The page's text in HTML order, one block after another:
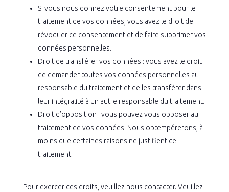
Si vous nous donnez votre consentement pour le
traitement de vos données, vous avez le droit de
révoquer ce consentement et de faire supprimer vos
données personnelles.
Droit de transférer vos données : vous avez le droit
de demander toutes vos données personnelles au
responsable du traitement et de les transférer dans
leur intégralité à un autre responsable du traitement.
Droit d’opposition : vous pouvez vous opposer au
traitement de vos données. Nous obtempérerons, à
moins que certaines raisons ne justifient ce
traitement.
Pour exercer ces droits, veuillez nous contacter. Veuillez